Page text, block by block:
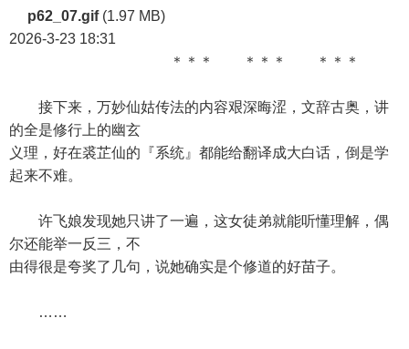
p62_07.gif(1.97 MB)
2026-3-23 18:31
＊＊＊ ＊＊＊ ＊＊＊
接下来，万妙仙姑传法的内容艰深晦涩，文辞古奥，讲
的全是修行上的幽玄
义理，好在裘芷仙的『系统』都能给翻译成大白话，倒是学
起来不难。
许飞娘发现她只讲了一遍，这女徒弟就能听懂理解，偶
尔还能举一反三，不
由得很是夸奖了几句，说她确实是个修道的好苗子。
……